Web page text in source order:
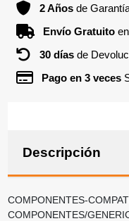
2 Añosde
Envío Gratuitoen
30 díasde
Pago en 3 veces
Descripción
COMPONENTES-
COMPONENTES/